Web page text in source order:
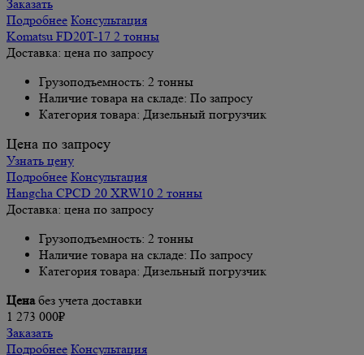
Заказать
Подробнее Консультация
Komatsu FD20T-17 2 тонны
Доставка: цена по запросу
Грузоподъемность: 2 тонны
Наличие товара на складе: По запросу
Категория товара: Дизельный погрузчик
Цена по запросу
Узнать цену
Подробнее Консультация
Hangcha CPCD 20 XRW10 2 тонны
Доставка: цена по запросу
Грузоподъемность: 2 тонны
Наличие товара на складе: По запросу
Категория товара: Дизельный погрузчик
Цена без учета доставки
1 273 000₽
Заказать
Подробнее Консультация